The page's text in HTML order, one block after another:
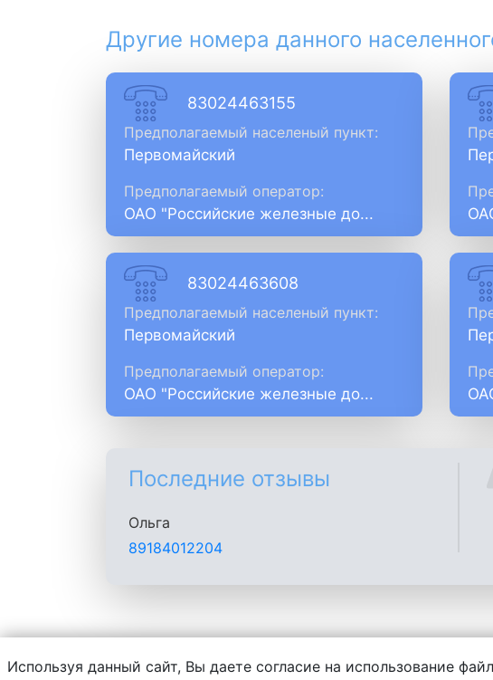
Другие номера данного
83024463155
Предполагаемый населеный пункт:
Первомайский
Предполагаемый оператор:
ОАО "Российские железные до...
83024463608
Предполагаемый населеный пункт:
Первомайский
Предполагаемый оператор:
ОАО "Российские железные до...
Последние отзывы
Ольга
89184012204
Администрация сайта не несет ответственности
Используя данный сайт, Вы даете согласие на использование